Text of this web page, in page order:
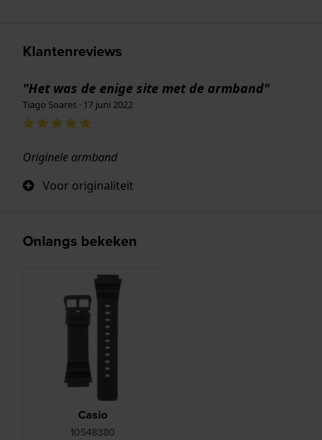
Klantenreviews
"Het was de enige site met de armband"
Tiago Soares · 17 juni 2022
Originele armband
Voor originaliteit
Onlangs bekeken
Casio
10548380